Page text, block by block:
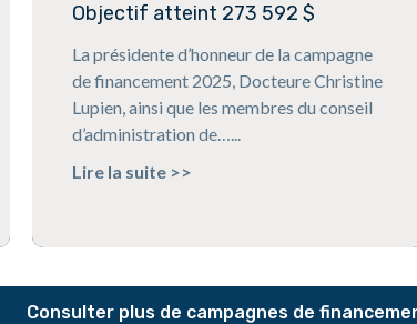
Objectif atteint 273 592 $
La présidente d’honneur de la campagne
de financement 2025, Docteure Christine
Lupien, ainsi que les membres du conseil
d’administration de…...
Lire la suite >>
Consulter plus de campagnes de